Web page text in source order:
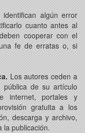
algún error
cuanto antes al
cooperar con el
fe de erratas o, si
Los autores ceden a
pública de su artículo
internet, portales y
gratuita a los
descarga y archivo,
la publicación.